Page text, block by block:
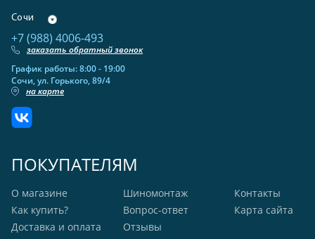
Сочи
+7 (988) 4006-493
заказать обратный звонок
График работы: 8:00 - 19:00
Сочи, ул. Горького, 89/4
на карте
ПОКУПАТЕЛЯМ
О магазине
Как купить?
Доставка и оплата
Шиномонтаж
Вопрос-ответ
Отзывы
Контакты
Карта сайта